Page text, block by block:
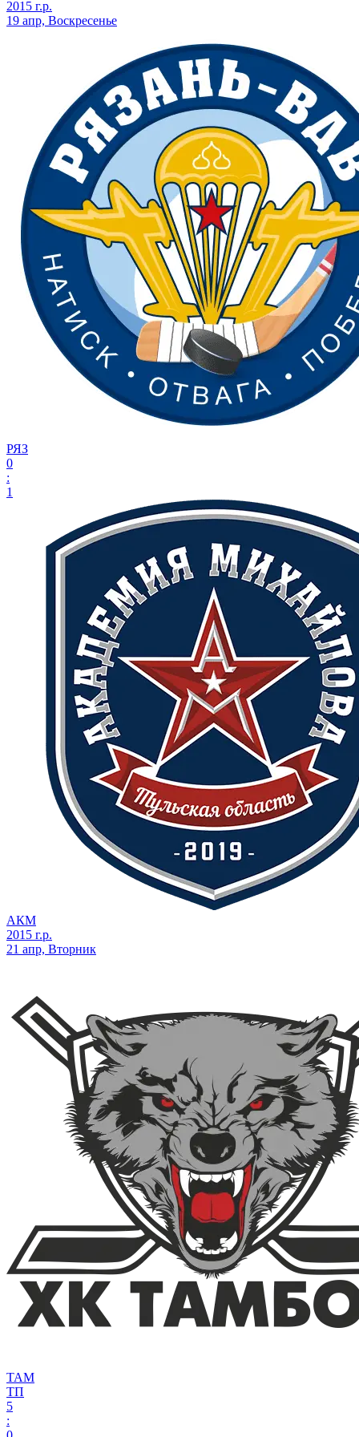
2015 г.р.
19 апр, Воскресенье
РЯЗ
0
:
1
АКМ
2015 г.р.
21 апр, Вторник
ТАМ
ТП
5
: